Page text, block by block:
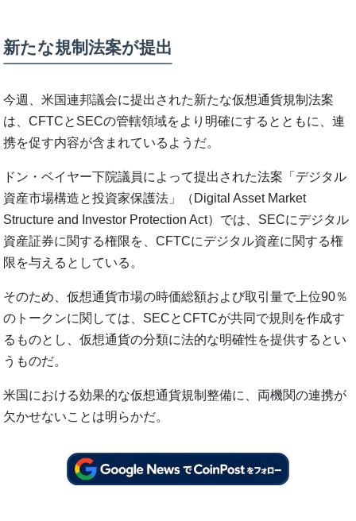
新たな規制法案が提出
今週、米国連邦議会に提出された新たな仮想通貨規制法案
は、CFTCとSECの管轄領域をより明確にするとともに、連
携を促す内容が含まれているようだ。
ドン・ベイヤー下院議員によって提出された法案「デジタル
資産市場構造と投資家保護法」（Digital Asset Market
Structure and Investor Protection Act）では、SECにデジタル
資産証券に関する権限を、CFTCにデジタル資産に関する権
限を与えるとしている。
そのため、仮想通貨市場の時価総額および取引量で上位90％
のトークンに関しては、SECとCFTCが共同で規則を作成す
るものとし、仮想通貨の分類に法的な明確性を提供するとい
うものだ。
米国における効果的な仮想通貨規制整備に、両機関の連携が
欠かせないことは明らかだ。